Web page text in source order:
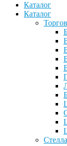
Каталог
Каталог